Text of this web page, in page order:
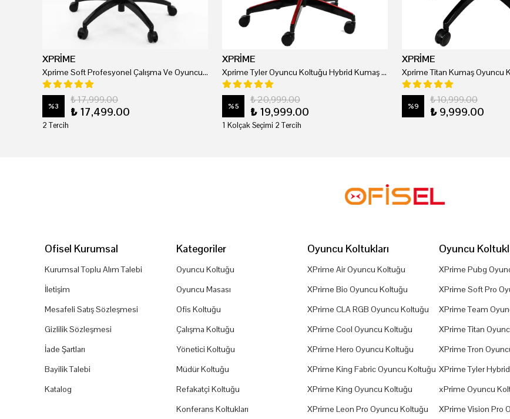
XPRİME
Xprime Soft Profesyonel Çalışma Ve Oyuncu Koltuğu
%3
₺ 17,999.00
₺ 17,499.00
2 Tercih
XPRİME
Xprime Tyler Oyuncu Koltuğu Hybrid Kumaş Kırmızı
%5
₺ 20,999.00
₺ 19,999.00
1 Kolçak Seçimi 2 Tercih
XPRİME
Xprime Titan Kumaş Oyuncu
%9
₺ 10,999.00
₺ 9,999.00
Ofisel Kurumsal
Kurumsal Toplu Alım Talebi
İletişim
Mesafeli Satış Sözleşmesi
Gizlilik Sözleşmesi
İade Şartları
Bayilik Talebi
Katalog
Kategoriler
Oyuncu Koltuğu
Oyuncu Masası
Ofis Koltuğu
Çalışma Koltuğu
Yönetici Koltuğu
Müdür Koltuğu
Refakatçi Koltuğu
Konferans Koltukları
Oyuncu Koltukları
XPrime Air Oyuncu Koltuğu
XPrime Bio Oyuncu Koltuğu
XPrime CLA RGB Oyuncu Koltuğu
XPrime Cool Oyuncu Koltuğu
XPrime Hero Oyuncu Koltuğu
XPrime King Fabric Oyuncu Koltuğu
XPrime King Oyuncu Koltuğu
XPrime Leon Pro Oyuncu Koltuğu
Oyuncu
XPrime Pubg
XPrime Soft Pro
XPrime Team
XPrime Titan
XPrime Tron
XPrime Tyler
xPrime Oyuncu
XPrime Vision Pro